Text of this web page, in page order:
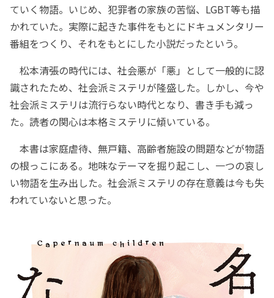
ていく物語。いじめ、犯罪者の家族の苦悩、LGBT等も描
かれていた。実際に起きた事件をもとにドキュメンタリー
番組をつくり、それをもとにした小説だったという。
松本清張の時代には、社会悪が「悪」として一般的に認
識されたため、社会派ミステリが隆盛した。しかし、今や
社会派ミステリは流行らない時代となり、書き手も減っ
た。読者の関心は本格ミステリに傾いている。
本書は家庭虐待、無戸籍、高齢者施設の問題などが物語
の根っこにある。地味なテーマを掘り起こし、一つの哀し
い物語を生み出した。社会派ミステリの存在意義は今も失
われていないと思った。